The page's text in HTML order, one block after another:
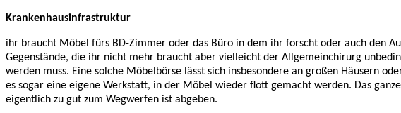
Krankenhausinfrastruktur
ihr braucht Möbel fürs BD-Zimmer oder das Büro in dem ihr forscht oder auch den
Gegenstände, die ihr nicht mehr braucht aber vielleicht der Allgemeinchirurg
werden muss. Eine solche Möbelbörse lässt sich insbesondere an großen Häusern
es sogar eine eigene Werkstatt, in der Möbel wieder flott gemacht werden. Das
eigentlich zu gut zum Wegwerfen ist abgeben.